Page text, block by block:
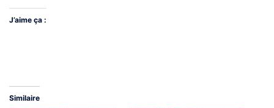
J’aime ça :
Similaire